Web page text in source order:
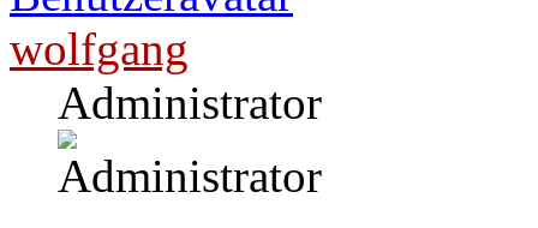
wolfgang
Administrator